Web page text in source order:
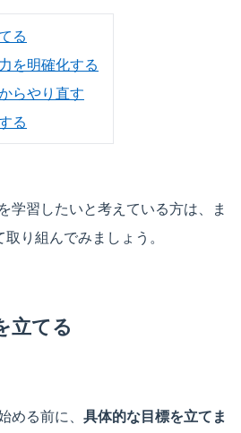
る
を明確化する
らやり直す
る
学習したいと考えている方は、ま
り組んでみましょう。
立てる
める前に、 具体的な目標を立てま